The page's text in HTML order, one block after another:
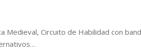
Medieval, Circuito de Habilidad con